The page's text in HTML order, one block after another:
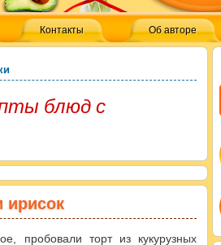
Контакты Об авторе
блюд с
ирисок
пробовали торт из кукурузных